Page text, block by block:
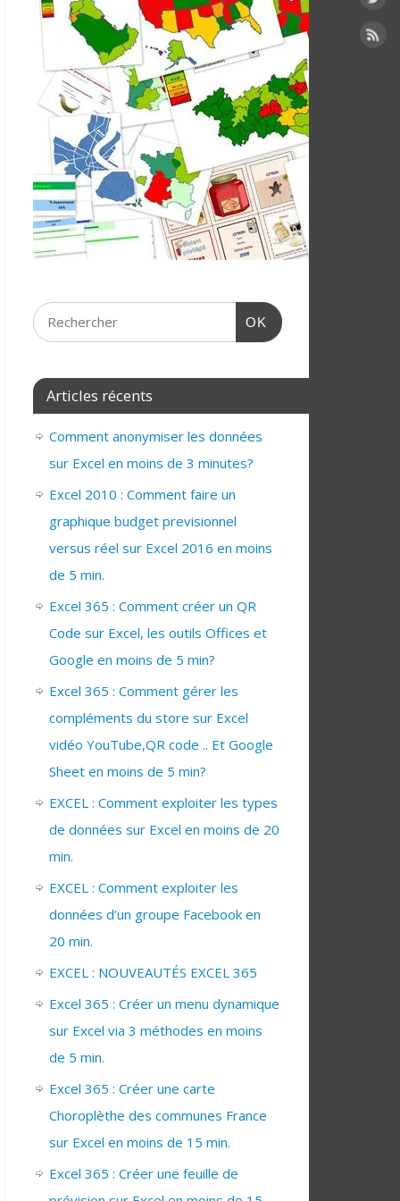
OK
Articles récents
Comment anonymiser les données
sur Excel en moins de 3 minutes?
Excel 2010 : Comment faire un
graphique budget previsionnel
versus réel sur Excel 2016 en moins
de 5 min.
Excel 365 : Comment créer un QR
Code sur Excel, les outils Offices et
Google en moins de 5 min?
Excel 365 : Comment gérer les
compléments du store sur Excel
vidéo YouTube,QR code .. Et Google
Sheet en moins de 5 min?
EXCEL : Comment exploiter les types
de données sur Excel en moins de 20
min.
EXCEL : Comment exploiter les
données d’un groupe Facebook en
20 min.
EXCEL : NOUVEAUTÉS EXCEL 365
Excel 365 : Créer un menu dynamique
sur Excel via 3 méthodes en moins
de 5 min.
Excel 365 : Créer une carte
Choroplèthe des communes France
sur Excel en moins de 15 min.
Excel 365 : Créer une feuille de